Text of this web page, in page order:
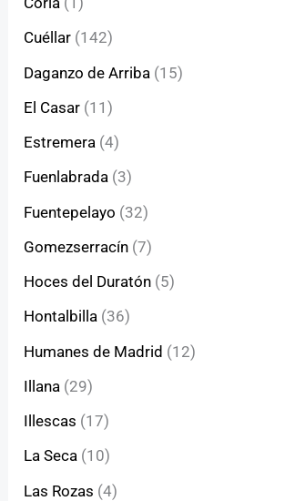
Cuéllar (142)
Daganzo de Arriba (15)
El Casar (11)
Estremera (4)
Fuenlabrada (3)
Fuentepelayo (32)
Gomezserracín (7)
Hoces del Duratón (5)
Hontalbilla (36)
Humanes de Madrid (12)
Illana (29)
Illescas (17)
La Seca (10)
Las Rozas (4)